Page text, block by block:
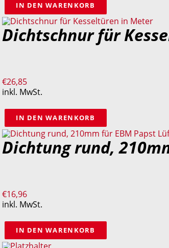
IN DEN WARENKORB
Dichtschnur für
€26,85
inkl. MwSt.
IN DEN WARENKORB
Dichtung rund,
€16,96
inkl. MwSt.
IN DEN WARENKORB